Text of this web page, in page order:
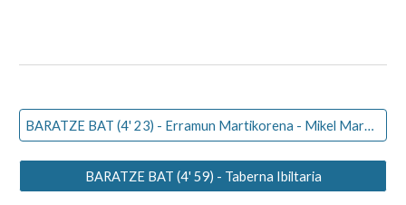
BARATZE BAT (4' 23) - Erramun Martikorena - Mikel Markez
BARATZE BAT (4' 59) - Taberna Ibiltaria